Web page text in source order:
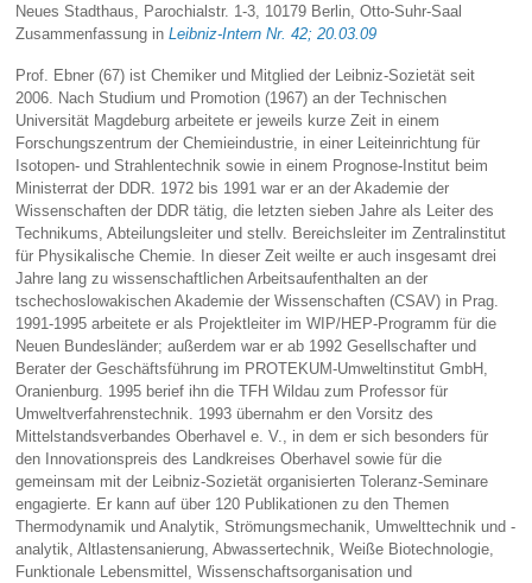
Neues Stadthaus, Parochialstr. 1-3, 10179 Berlin, Otto-Suhr-Saal
Zusammenfassung inLeibniz-Intern Nr. 42; 20.03.09
Prof. Ebner (67) ist Chemiker und Mitglied der Leibniz-Sozietät seit
2006. Nach Studium und Promotion (1967) an der Technischen
Universität Magdeburg arbeitete er jeweils kurze Zeit in einem
Forschungszentrum der Chemieindustrie, in einer Leiteinrichtung für
Isotopen- und Strahlentechnik sowie in einem Prognose-Institut beim
Ministerrat der DDR. 1972 bis 1991 war er an der Akademie der
Wissenschaften der DDR tätig, die letzten sieben Jahre als Leiter des
Technikums, Abteilungsleiter und stellv. Bereichsleiter im Zentralinstitut
für Physikalische Chemie. In dieser Zeit weilte er auch insgesamt drei
Jahre lang zu wissenschaftlichen Arbeitsaufenthalten an der
tschechoslowakischen Akademie der Wissenschaften (CSAV) in Prag.
1991-1995 arbeitete er als Projektleiter im WIP/HEP-Programm für die
Neuen Bundesländer; außerdem war er ab 1992 Gesellschafter und
Berater der Geschäftsführung im PROTEKUM-Umweltinstitut GmbH,
Oranienburg. 1995 berief ihn die TFH Wildau zum Professor für
Umweltverfahrenstechnik. 1993 übernahm er den Vorsitz des
Mittelstandsverbandes Oberhavel e. V., in dem er sich besonders für
den Innovationspreis des Landkreises Oberhavel sowie für die
gemeinsam mit der Leibniz-Sozietät organisierten Toleranz-Seminare
engagierte. Er kann auf über 120 Publikationen zu den Themen
Thermodynamik und Analytik, Strömungsmechanik, Umwelttechnik und -
analytik, Altlastensanierung, Abwassertechnik, Weiße Biotechnologie,
Funktionale Lebensmittel, Wissenschaftsorganisation und